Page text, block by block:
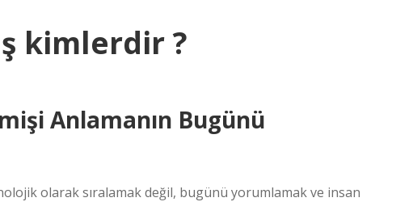
kimlerdir ?
Anlamanın Bugünü
olarak sıralamak değil, bugünü yorumlamak ve insan